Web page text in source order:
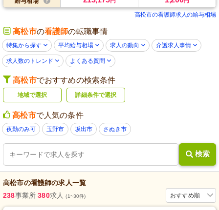
高松市の看護師求人の給与相場
高松市の看護師の転職事情
特集から探す 平均給与相場 求人の動向 介護求人事情
求人数のトレンド よくある質問
高松市でおすすめの検索条件
地域で選択 詳細条件で選択
高松市で人気の条件
夜勤のみ可 玉野市 坂出市 さぬき市
検索
高松市の看護師の求人一覧
おすすめ順
238事業所 380求人(1~30件)